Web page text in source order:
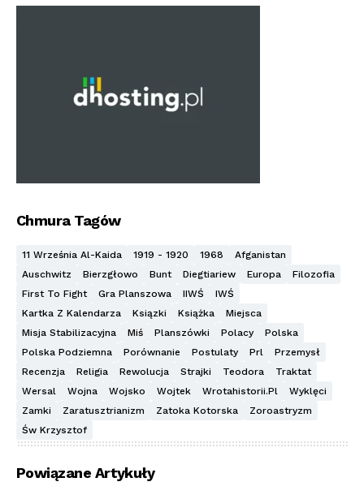
Chmura Tagów
11 Września Al-Kaida 1919 - 1920 1968
Afganistan
Auschwitz
Bierzgłowo Bunt Diegtiariew Europa
Filozofia
First To Fight
Gra Planszowa IIWŚ
IWŚ
Kartka Z Kalendarza
Ksiązki Książka
Miejsca
Misja Stabilizacyjna
Miś Planszówki Polacy
Polska
Polska Podziemna
Porównanie Postulaty Prl
Przemysł
Recenzja
Religia Rewolucja Strajki Teodora
Traktat
Wersal
Wojna Wojsko Wojtek Wrotahistorii.pl
Wyklęci
Zamki
Zaratusztrianizm Zatoka Kotorska
Zoroastryzm
Św Krzysztof
Powiązane Artykuły